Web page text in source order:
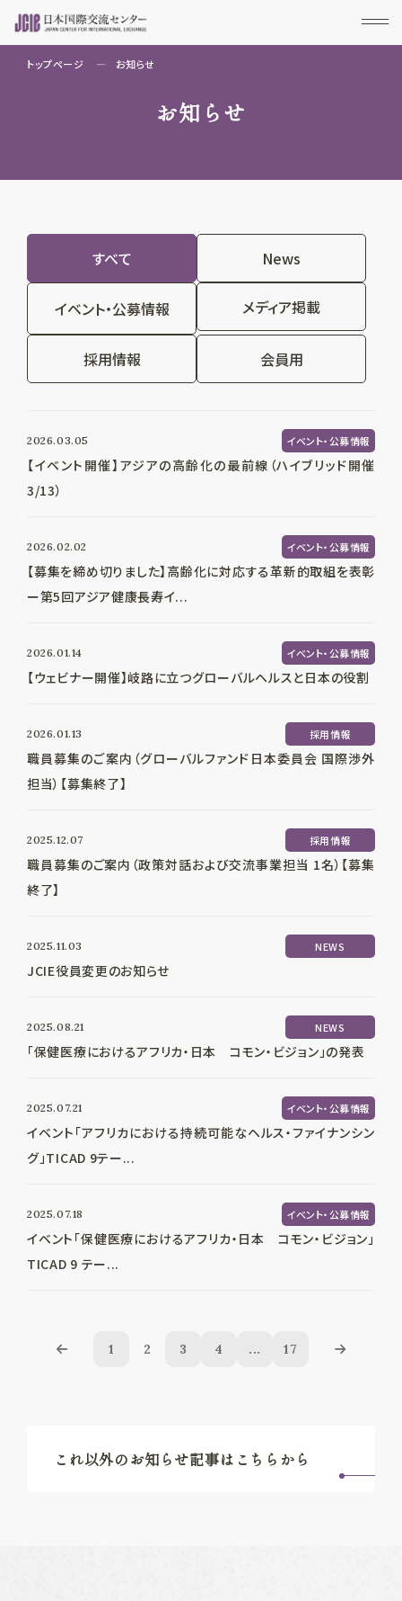
トップページ お知らせ
お知らせ
すべて News
イベント・公募情報 メディア掲載
採用情報 会員用
2026.03.05 イベント・公募情報
【イベント開催】アジアの高齢化の最前線（ハイブリッド開催
3/13）
2026.02.02 イベント・公募情報
【募集を締め切りました】高齢化に対応する革新的取組を表彰
ー第5回アジア健康長寿イ...
2026.01.14 イベント・公募情報
【ウェビナー開催】岐路に立つグローバルヘルスと日本の役割
2026.01.13 採用情報
職員募集のご案内（グローバルファンド日本委員会 国際渉外
担当）【募集終了】
2025.12.07 採用情報
職員募集のご案内（政策対話および交流事業担当 1名）【募集
終了】
2025.11.03 NEWS
JCIE役員変更のお知らせ
2025.08.21 NEWS
「保健医療におけるアフリカ・日本 コモン・ビジョン」の発表
2025.07.21 イベント・公募情報
イベント「アフリカにおける持続可能なヘルス・ファイナンシン
グ」TICAD 9テー...
2025.07.18 イベント・公募情報
イベント「保健医療におけるアフリカ・日本 コモン・ビジョン」
TICAD 9 テー...
1 2 3 4 ... 17
これ以外のお知らせ記事はこちらから